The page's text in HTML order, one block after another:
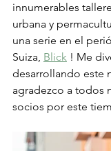
innumerables
urbana y
una serie en el
Suiza, Blick ! Me
desarrollando este
agradezco a todos
socios por este